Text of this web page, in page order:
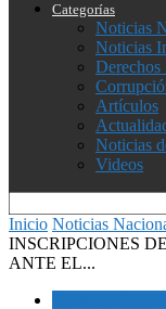
Categorías
Noticias
Noticias
Derechos
Artículos
Noticias
Videos
Inicio Noticias
INSCRIPCIONES
ANTE EL...